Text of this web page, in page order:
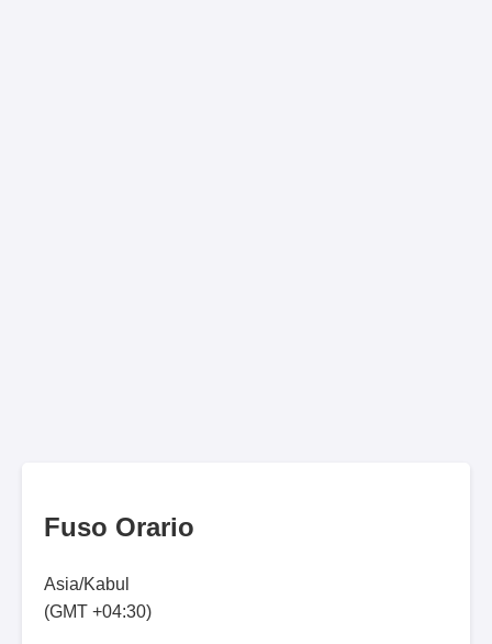
Fuso Orario
Asia/Kabul
(GMT +04:30)